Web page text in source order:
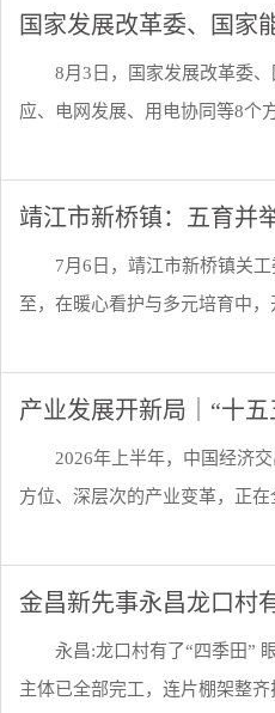
国家发展改革委、国家
8月3日，国家发展改革委
应、电网发展、用电协同等8个
靖江市新桥镇：五育并
7月6日，靖江市新桥镇关
至，在暖心看护与多元培育中
产业发展开新局｜“十
2026年上半年，中国经济
方位、深层次的产业变革，正
金昌新先事永昌龙口村
永昌:龙口村有了“四季田”
主体已全部完工，连片棚架整